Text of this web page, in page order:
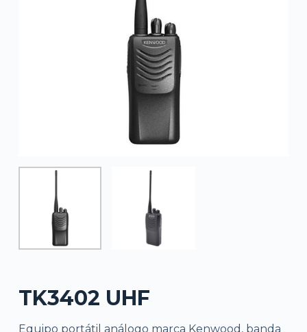
TK3402 UHF
Equipo portátil análogo marca Kenwood, banda